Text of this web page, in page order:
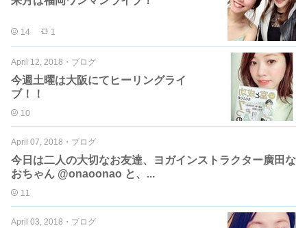
14 1
April 12, 2018 ・ ブログ
今週土曜は大阪にてヒーリングライ
ブ！！
10
April 07, 2018 ・ ブログ
今日は二人の大切なお友達、ヨガインストラクター廣田な
おちゃん @onaoonao と、...
11
April 03, 2018 ・ ブログ